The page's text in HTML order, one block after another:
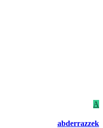
A
abderrazzek